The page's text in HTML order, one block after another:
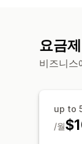
요금제
비즈니스
up to
/월